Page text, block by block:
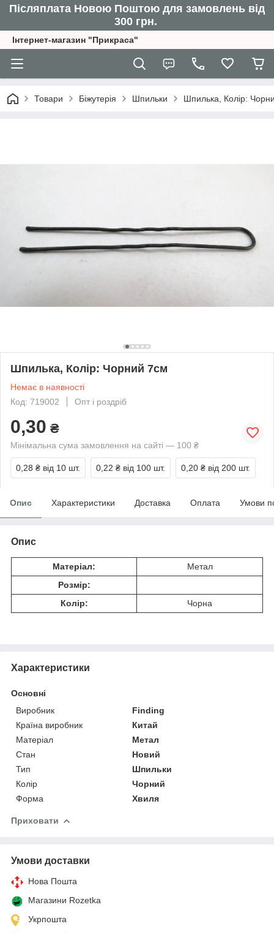
Післяплата Новою Поштою для замовлень від
300 грн.
Інтернет-магазин "Прикраса"
Товари Біжутерія Шпильки Шпилька, Колір:
Шпилька, Колір: Чорний 7см
Немає в наявності
Код: 719002
Опт і роздріб
0,30 ₴
Мінімальна сума замовлення на сайті — 100 ₴
0,28 ₴ від 10 шт. 0,22 ₴ від 100 шт. 0,20 ₴ від 200 шт.
Опис Характеристики Доставка Оплата Умови
Опис
Матеріал:
Метал
Розмір:
Колір:
Чорна
Характеристики
Основні
Виробник
Finding
Країна виробник
Китай
Матеріал
Метал
Стан
Новий
Тип
Шпильки
Колір
Чорний
Форма
Хвиля
Приховати
Умови доставки
Нова Пошта
Магазини Rozetka
Укрпошта